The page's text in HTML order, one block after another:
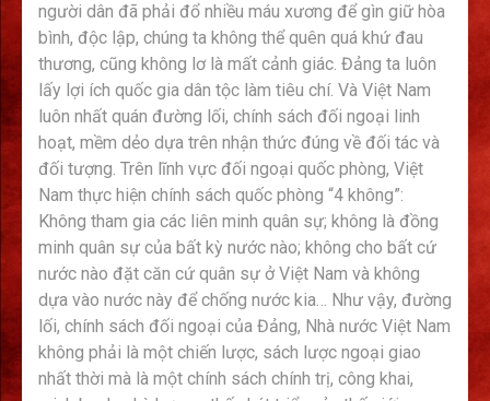
người dân đã phải đổ nhiều máu xương để gìn giữ hòa
bình, độc lập, chúng ta không thể quên quá khứ đau
thương, cũng không lơ là mất cảnh giác. Đảng ta luôn
lấy lợi ích quốc gia dân tộc làm tiêu chí. Và Việt Nam
luôn nhất quán đường lối, chính sách đối ngoại linh
hoạt, mềm dẻo dựa trên nhận thức đúng về đối tác và
đối tượng. Trên lĩnh vực đối ngoại quốc phòng, Việt
Nam thực hiện chính sách quốc phòng “4 không”:
Không tham gia các liên minh quân sự; không là đồng
minh quân sự của bất kỳ nước nào; không cho bất cứ
nước nào đặt căn cứ quân sự ở Việt Nam và không
dựa vào nước này để chống nước kia… Như vậy, đường
lối, chính sách đối ngoại của Đảng, Nhà nước Việt Nam
không phải là một chiến lược, sách lược ngoại giao
nhất thời mà là một chính sách chính trị, công khai,